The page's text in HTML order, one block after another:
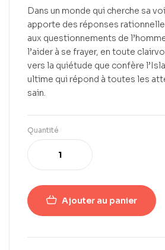
Dans un monde qui cherche sa
apporte des réponses
aux questionnements de
l’aider à se frayer, en toute
vers la quiétude que confère
ultime qui répond à toutes les
sain.
Quantité
Ajouter au panier